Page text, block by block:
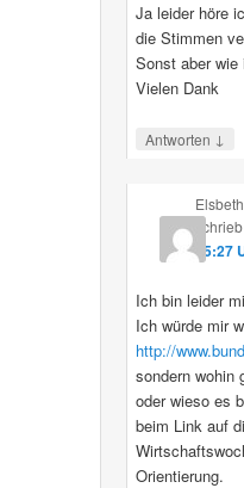
Ja leider höre
die Stimmen
Sonst aber wie
Vielen Dank
Antworten ↓
Elsbeth
schrieb
15:27
Ich bin leider
Ich würde mir
http://
sondern wohin
oder wieso es
beim Link auf
Orientierung.